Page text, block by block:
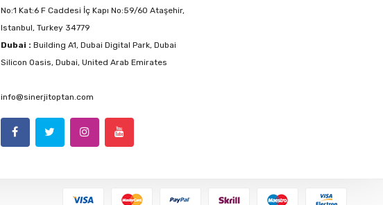
No:1 Kat:6 F Caddesi İç Kapı No:59/60 Ataşehir,
Istanbul, Turkey 34779
Dubai : Building A1, Dubai Digital Park, Dubai
Silicon Oasis, Dubai, United Arab Emirates
info@sinerjitoptan.com